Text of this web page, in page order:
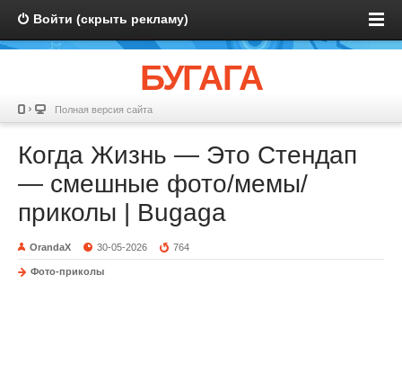
Войти (скрыть рекламу)
БУГАГА
Полная версия сайта
Когда Жизнь — Это Стендап
— смешные фото/мемы/
приколы | Bugaga
OrandaX 30-05-2026 764
Фото-приколы